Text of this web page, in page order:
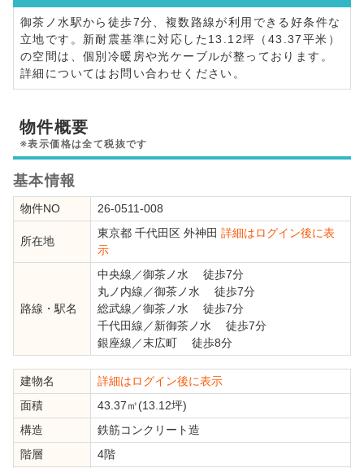
御茶ノ水駅から徒歩7分、複数路線が利用できる好条件な
立地です。新耐震基準に対応した13.12坪（43.37平米）
の空間は、個別冷暖房や光ケーブルが整っております。
詳細についてはお問い合わせください。
物件概要
※表示価格は全て税抜です
基本情報
物件NO 26-0511-008
所在地
東京都 千代田区 外神田 詳細はログイン後に表
示
路線・駅名
中央線 ／御茶ノ水 徒歩7分
丸ノ内線 ／御茶ノ水 徒歩7分
総武線 ／御茶ノ水 徒歩7分
千代田線 ／新御茶ノ水 徒歩7分
銀座線 ／末広町 徒歩8分
建物名
詳細はログイン後に表示
面積
43.37㎡(13.12坪)
構造
鉄筋コンクリート造
階層
4階